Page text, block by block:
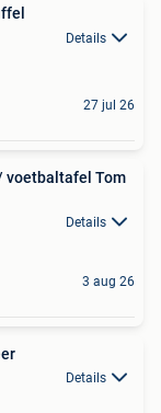
Details
27 jul 26
voetbaltafel Tom
Details
3 aug 26
Details